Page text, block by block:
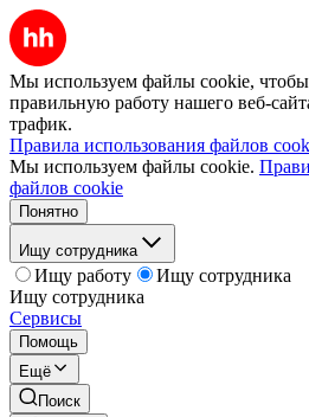
Мы используем файлы cookie, чтобы
правильную работу нашего веб-
трафик.
Правила использования файлов
Мы используем файлы cookie.
файлов cookie
Понятно
Ищу сотрудника
Ищу работу
Ищу сотрудника
Ищу сотрудника
Сервисы
Помощь
Ещё
Поиск